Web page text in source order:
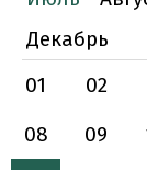
Декабрь
01
02
08
09